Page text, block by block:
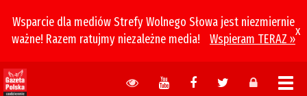
Wsparcie dla mediów Strefy Wolnego Słowa jest niezmiernie
ważne! Razem ratujmy niezależne media!
Wspieram TERAZ »
x